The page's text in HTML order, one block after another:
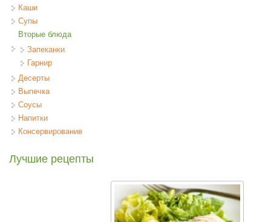
Каши
Супы
Вторые блюда
Запеканки
Гарнир
Десерты
Выпечка
Соусы
Напитки
Консервирование
Лучшие рецепты